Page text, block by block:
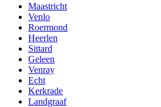
Maastricht
Venlo
Roermond
Heerlen
Sittard
Geleen
Venray
Echt
Kerkrade
Landgraaf